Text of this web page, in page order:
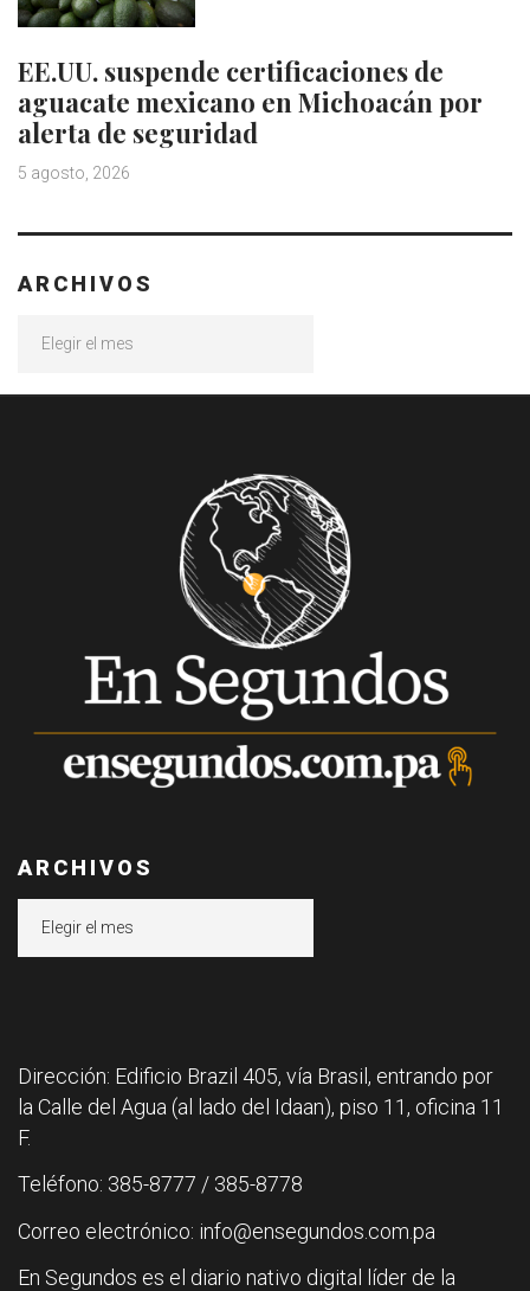
EE.UU. suspende certificaciones de
aguacate mexicano en Michoacán por
alerta de seguridad
5 agosto, 2026
ARCHIVOS
ARCHIVOS
Dirección: Edificio Brazil 405, vía Brasil, entrando por
la Calle del Agua (al lado del Idaan), piso 11, oficina 11
F.
Teléfono: 385-8777 / 385-8778
Correo electrónico: info@ensegundos.com.pa
En Segundos es el diario nativo digital líder de la